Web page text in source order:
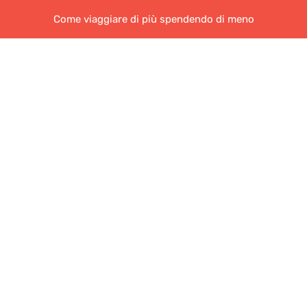
Come viaggiare di più spendendo di meno